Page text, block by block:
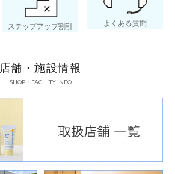
頭
＞
ステップアップ割引 よくある質問
店舗・施設情報
SHOP・FACILITY INFO